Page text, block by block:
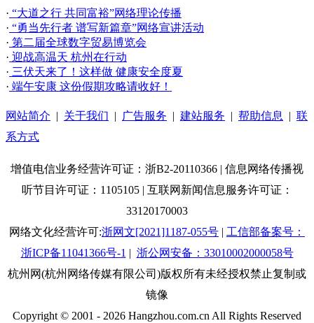
· “大道之行 共同富裕”网络理论传播
· “勇当先行者 谱写新篇章”网络宣讲活动
· 第二届全球数字贸易博览会
· 迎战高温天 杭州在行动
· 三伏天来了！这样做 健康安全度夏
· 端午安康 这份假期攻略请收好！
网站简介 | 关于我们 | 广告服务 | 建站服务 | 帮助信息 | 联
系方式
增值电信业务经营许可证：浙B2-20110366 | 信息网络传播视
听节目许可证：1105105 | 互联网新闻信息服务许可证：
33120170003
网络文化经营许可:浙网文[2021]1187-055号 | 工信部备案号：
浙ICP备11041366号-1 | 浙公网安备：33010002000058号
杭州网(杭州网络传媒有限公司)版权所有未经授权禁止复制或
镜像
Copyright © 2001 - 2026 Hangzhou.com.cn All Rights Reserved